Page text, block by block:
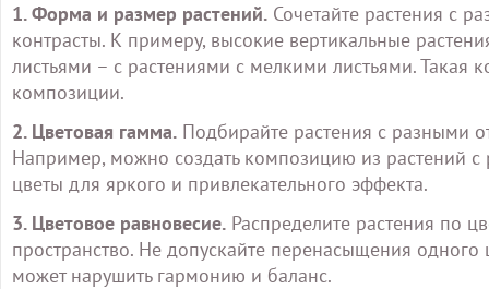
1. Форма и размер растений. Сочетайте растения с
контрасты. К примеру, высокие вертикальные
листьями – с растениями с мелкими листьями.
композиции.
2. Цветовая гамма. Подбирайте растения с разными
Например, можно создать композицию из растений
цветы для яркого и привлекательного эффекта.
3. Цветовое равновесие. Распределите растения по
пространство. Не допускайте перенасыщения
может нарушить гармонию и баланс.